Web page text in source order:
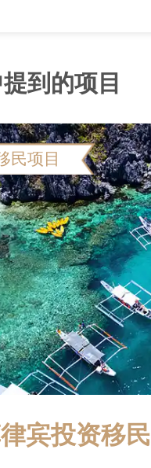
到的项目
民项目
宾投资移民